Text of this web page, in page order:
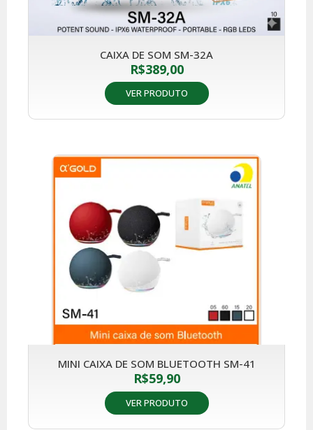
CAIXA DE SOM SM-32A
R$389,00
VER PRODUTO
MINI CAIXA DE SOM BLUETOOTH SM-41
R$59,90
VER PRODUTO